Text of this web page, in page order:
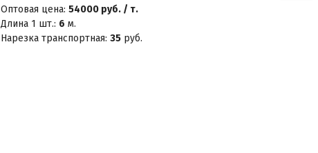
Оптовая цена: 54000 руб. / т.
Длина 1 шт.: 6 м.
Нарезка транспортная: 35руб.